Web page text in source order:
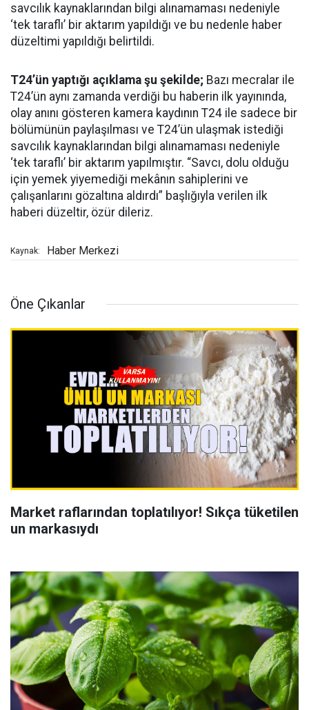
savcılık kaynaklarından bilgi alınamaması nedeniyle
‘tek taraflı’ bir aktarım yapıldığı ve bu nedenle haber
düzeltimi yapıldığı belirtildi.
T24’ün yaptığı açıklama şu şekilde; Bazı mecralar ile
T24’ün aynı zamanda verdiği bu haberin ilk yayınında,
olay anını gösteren kamera kaydının T24 ile sadece bir
bölümünün paylaşılması ve T24’ün ulaşmak istediği
savcılık kaynaklarından bilgi alınamaması nedeniyle
‘tek taraflı’ bir aktarım yapılmıştır. “Savcı, dolu olduğu
için yemek yiyemediği mekânın sahiplerini ve
çalışanlarını gözaltına aldırdı” başlığıyla verilen ilk
haberi düzeltir, özür dileriz.
Kaynak: Haber Merkezi
Öne Çıkanlar
Market raflarından toplatılıyor! Sıkça tüketilen
un markasıydı